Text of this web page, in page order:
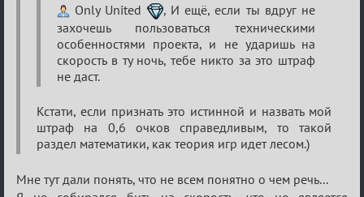
Only United
, И ещё, если ты вдруг не
захочешь пользоваться техническими
особенностями проекта, и не ударишь на
скорость в ту ночь, тебе никто за это штраф
не даст.
Кстати, если признать это истинной и назвать мой
штраф на 0,6 очков справедливым, то такой
раздел математики, как теория игр идет лесом.)
Мне тут дали понять, что не всем понятно о чем речь...